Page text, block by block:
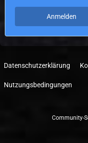
Anmelden
Datenschutzerklärung
Nutzungsbedingungen
Community-